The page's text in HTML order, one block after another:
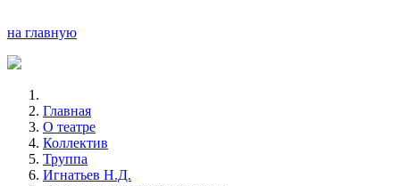
на главную
Главная
О театре
Коллектив
Труппа
Игнатьев Н.Д.